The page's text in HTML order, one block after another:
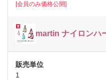
[会員のみ価格公開]
martin ナイロンハ
1